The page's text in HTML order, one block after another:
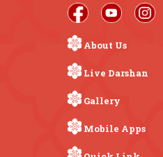
About Us
Live Darshan
Gallery
Mobile Apps